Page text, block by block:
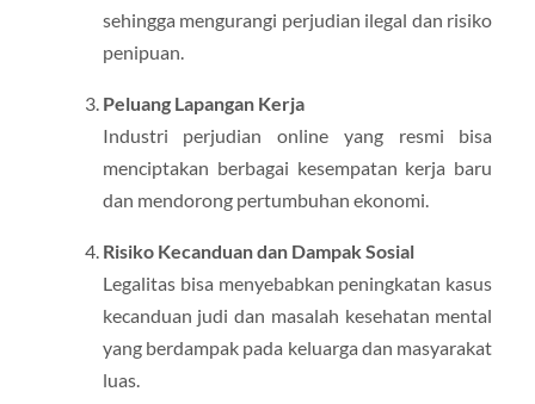
sehingga mengurangi perjudian ilegal dan risiko
penipuan.
Peluang Lapangan Kerja
Industri perjudian online yang resmi bisa
menciptakan berbagai kesempatan kerja baru
dan mendorong pertumbuhan ekonomi.
Risiko Kecanduan dan Dampak Sosial
Legalitas bisa menyebabkan peningkatan kasus
kecanduan judi dan masalah kesehatan mental
yang berdampak pada keluarga dan masyarakat
luas.